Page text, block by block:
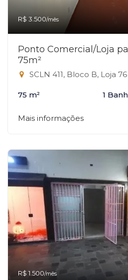
R$ 3.500/mês
Ponto Comercial/Loja
75m²
SCLN 411, Bloco B, Loja 76 -
75 m² 1
Mais informações
R$ 1.500/mês